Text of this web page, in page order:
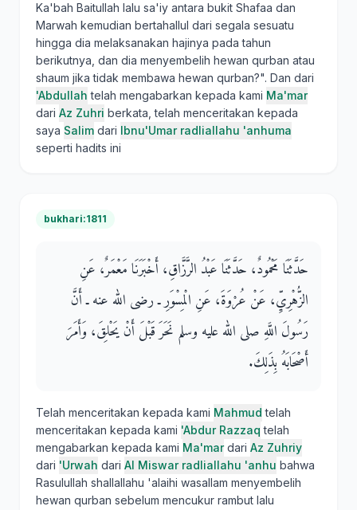
Ka'bah Baitullah lalu sa'iy antara bukit Shafaa dan
Marwah kemudian bertahallul dari segala sesuatu
hingga dia melaksanakan hajinya pada tahun
berikutnya, dan dia menyembelih hewan qurban atau
shaum jika tidak membawa hewan qurban?". Dan dari
'Abdullah telah mengabarkan kepada kami Ma'mar
dari Az Zuhri berkata, telah menceritakan kepada
saya Salim dari Ibnu'Umar radliallahu 'anhuma
seperti hadits ini
bukhari:1811
حَدَّثَنَا مَحْمُودٌ، حَدَّثَنَا عَبْدُ الرَّزَّاقِ، أَخْبَرَنَا مَعْمَرٌ، عَنِ
الزُّهْرِيِّ، عَنْ عُرْوَةَ، عَنِ الْمِسْوَرِ ـ رضى الله عنه ـ أَنَّ
رَسُولَ اللَّهِ صلى الله عليه وسلم نَحَرَ قَبْلَ أَنْ يَحْلِقَ، وَأَمَرَ
أَصْحَابَهُ بِذَلِكَ‏.‏
Telah menceritakan kepada kami Mahmud telah
menceritakan kepada kami 'Abdur Razzaq telah
mengabarkan kepada kami Ma'mardari Az Zuhriy
dari 'Urwah dari Al Miswar radliallahu 'anhu bahwa
Rasulullah shallallahu 'alaihi wasallam menyembelih
hewan qurban sebelum mencukur rambut lalu